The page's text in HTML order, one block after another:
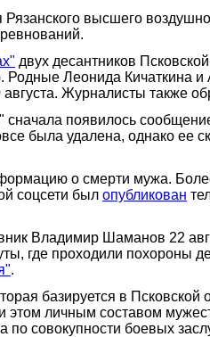
высшего
двух десантников
Леонида Кичаткина и
Журналисты также
сначала появилось
была удалена, однако ее
о смерти мужа.
соцсети был опубликован
Владимир Шаманов 22
где проходили похороны
.
базируется в
личным составом
совокупности боевых